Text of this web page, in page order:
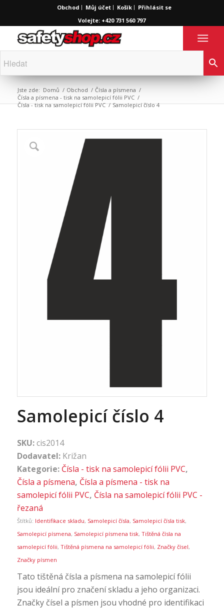
Obchod Můj účet Košík
Přihlásit se
Volejte: +420 731 560 797
Jste zde: Domů / Obchod / Čísla a písmena /
Čísla a písmena - tisk na samolepicí fólii PVC /
Čísla - tisk na samolepicí fólii PVC / Samolepicí číslo 4
Samolepicí číslo 4
SKU:cis2014
Dodavatel: Križan
Kategorie: Čísla - tisk na samolepicí fólii PVC,
Čísla a písmena, Čísla a písmena - tisk na
samolepicí fólii PVC, Čísla na samolepicí fólii PVC -
řezaná
Štítků: Identifikace skladu, Samolepicí čísla, Samolepicí čísla tisk,
Samolepicí písmena, Samolepicí písmena tisk, Tištěná čísla na
samolepicí fólii, Tištěná písmena na samolepicí fólii, Značky čísel,
Značky písmen
Tato tištěná čísla a písmena na samolepicí fólii
jsou ideální pro značení skladu a jeho organizaci.
Značky čísel a písmen jsou vhodné pro identifikaci